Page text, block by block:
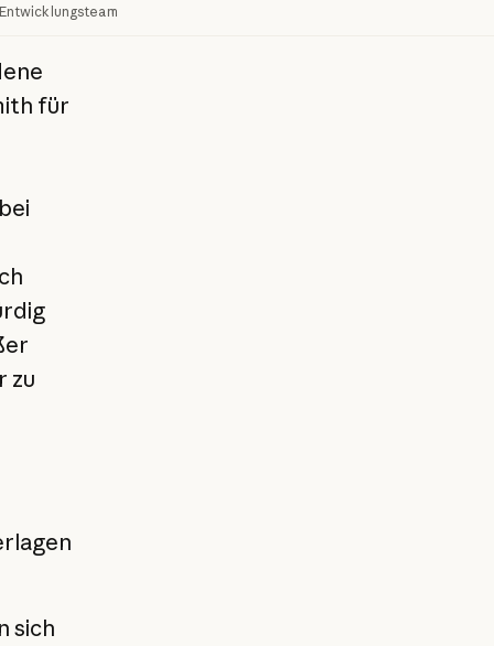
Entwicklungsteam
für
zu
sich